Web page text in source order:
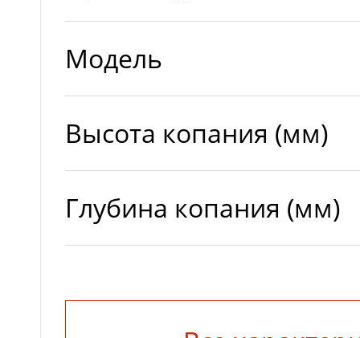
Модель
Высота копания (мм)
Глубина копания (мм)